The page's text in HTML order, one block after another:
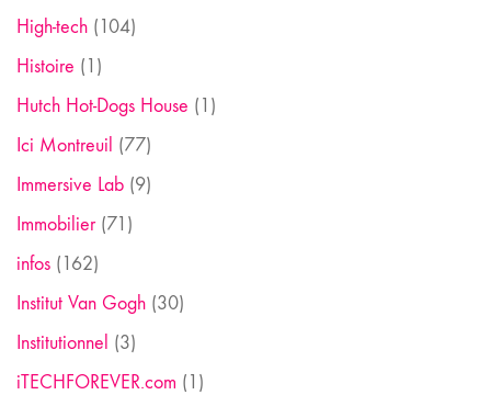
High-tech (104)
Histoire (1)
Hutch Hot-Dogs House (1)
Ici Montreuil (77)
Immersive Lab (9)
Immobilier(71)
infos (162)
Institut Van Gogh (30)
Institutionnel (3)
iTECHFOREVER.com (1)